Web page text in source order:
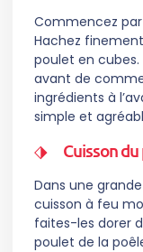
Commencez
Hachez finement
poulet en
avant de
ingrédients à
simple et
Cuisson
Dans une
cuisson à feu
faites-les dorer
poulet de la